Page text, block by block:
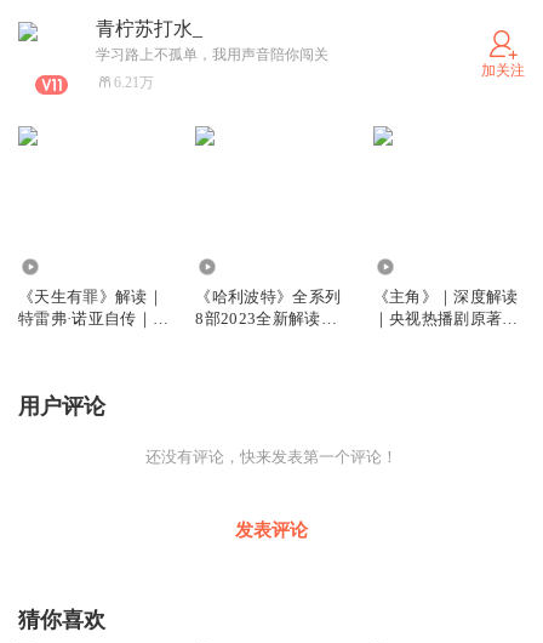
青柠苏打水_
学习路上不孤单，我用声音陪你闯关
6.21万
加关注
《天生有罪》解读｜
特雷弗·诺亚自传｜纽
《哈利波特》全系列
8部2023全新解读：
《主角》｜深度解读
｜央视热播剧原著深
用户评论
还没有评论，快来发表第一个评论！
发表评论
猜你喜欢